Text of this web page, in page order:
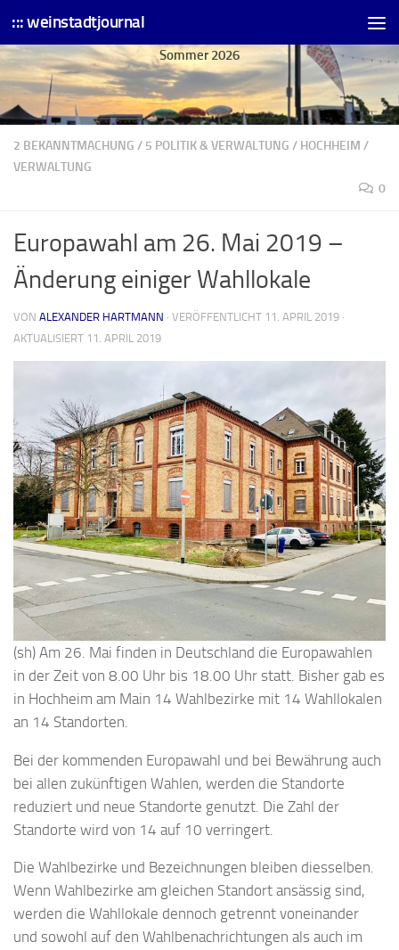
Skip to content
::: weinstadtjournal
Sommer 2026
2 BEKANNTMACHUNG / 5 POLITIK & VERWALTUNG / HOCHHEIM /
VERWALTUNG
0
Europawahl am 26. Mai 2019 –
Änderung einiger Wahllokale
VON ALEXANDER HARTMANN · VERÖFFENTLICHT 11. APRIL 2019 ·
AKTUALISIERT 11. APRIL 2019
(sh) Am 26. Mai finden in Deutschland die Europawahlen
in der Zeit von 8.00 Uhr bis 18.00 Uhr statt. Bisher gab es
in Hochheim am Main 14 Wahlbezirke mit 14 Wahllokalen
an 14 Standorten.
Bei der kommenden Europawahl und bei Bewährung auch
bei allen zukünftigen Wahlen, werden die Standorte
reduziert und neue Standorte genutzt. Die Zahl der
Standorte wird von 14 auf 10 verringert.
Die Wahlbezirke und Bezeichnungen bleiben diesselben.
Wenn Wahlbezirke am gleichen Standort ansässig sind,
werden die Wahllokale dennoch getrennt voneinander
und sowohl auf den Wahlbenachrichtungen als auch im